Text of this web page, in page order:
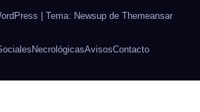
| Tema: Newsup de Themeansar
NecrológicasAvisosContacto